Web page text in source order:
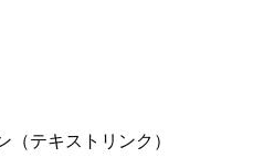
テキストリンク）